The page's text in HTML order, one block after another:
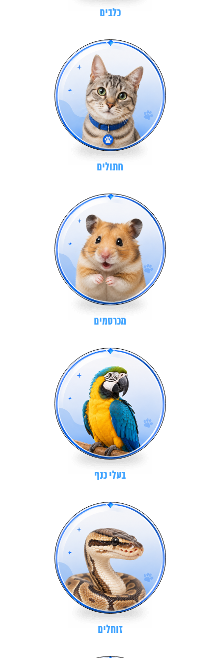
כלבים
חתולים
מכרסמים
בעלי כנף
זוחלים